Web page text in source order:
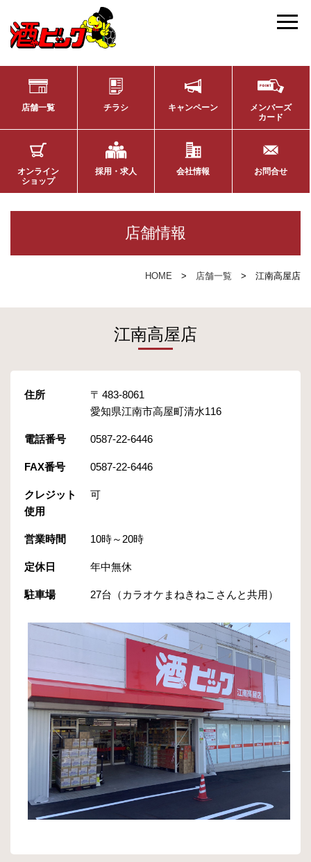
店舗一覧 チラシ キャンペーン
メンバーズ
カード
オンライン
ショップ
採用・求人 会社情報 お問合せ
店舗情報
HOME 店舗一覧 江南高屋店
江南高屋店
住所
483-8061
愛知県江南市高屋町清水116
電話番号 0587-22-6446
FAX番号 0587-22-6446
クレジット
使用
可
営業時間 10時～20時
定休日 年中無休
駐車場 27台（カラオケまねきねこさんと共用）